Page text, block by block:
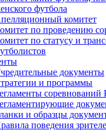
футбола
комитет
по проведению
по статусу и
документы
и программы
и образцы
поведения